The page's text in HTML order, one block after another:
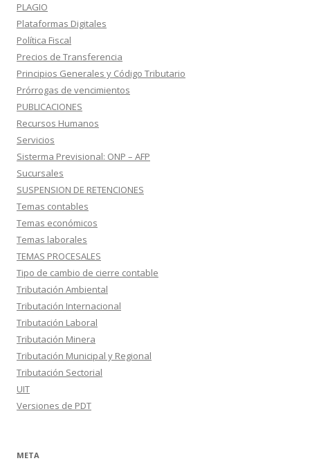
PLAGIO
Plataformas Digitales
Política Fiscal
Precios de Transferencia
Principios Generales y Código Tributario
Prórrogas de vencimientos
PUBLICACIONES
Recursos Humanos
Servicios
Sisterma Previsional: ONP – AFP
Sucursales
SUSPENSION DE RETENCIONES
Temas contables
Temas económicos
Temas laborales
TEMAS PROCESALES
Tipo de cambio de cierre contable
Tributación Ambiental
Tributación Internacional
Tributación Laboral
Tributación Minera
Tributación Municipal y Regional
Tributación Sectorial
UIT
Versiones de PDT
META